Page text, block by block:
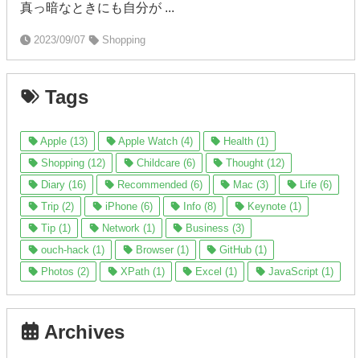
真っ暗なときにも自分が ...
2023/09/07 Shopping
Tags
Apple (13) Apple Watch (4)
Health (1)
Shopping (12)
Childcare (6)
Thought (12)
Diary (16)
Recommended (6) Mac (3)
Life (6)
Trip (2)
iPhone (6) Info (8)
Keynote (1)
Tip (1)
Network (1)
Business (3)
ouch-hack (1)
Browser (1)
GitHub (1)
Photos (2)
XPath (1) Excel (1) JavaScript (1)
Archives